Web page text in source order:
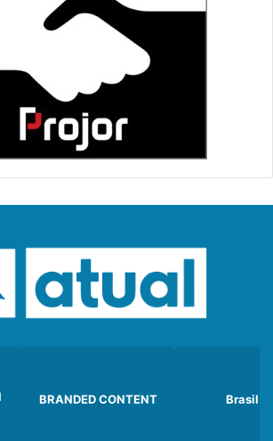
BRANDED CONTENT Brasil